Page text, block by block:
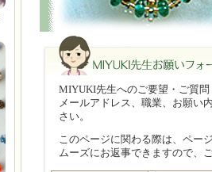
MIYUKI先生 お願いフォーム（リク
MIYUKI先生へのご要望・ご質問
メールアドレス、職業、お願い
さい。
このページに関わる際は、ペー
ムーズにお返事できますので、